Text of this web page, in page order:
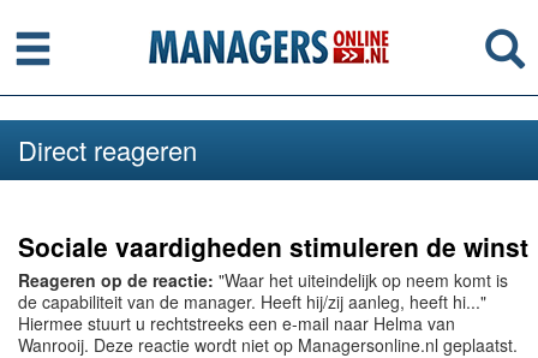
Menu
Direct reageren
Sociale vaardigheden stimuleren de winst
Reageren op de reactie: "Waar het uiteindelijk op neem komt is
de capabiliteit van de manager. Heeft hij/zij aanleg, heeft hi..."
Hiermee stuurt u rechtstreeks een e-mail naar Helma van
Wanrooij. Deze reactie wordt niet op Managersonline.nl geplaatst.